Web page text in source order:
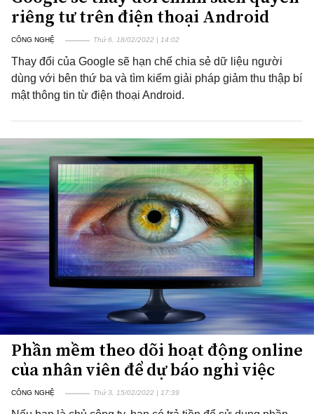
riêng tư trên điện thoại Android
CÔNG NGHỆ Thứ 6, 18/02/2022 | 14:02
Thay đổi của Google sẽ hạn chế chia sẻ dữ liệu người
dùng với bên thứ ba và tìm kiếm giải pháp giảm thu thập bí
mật thông tin từ điện thoại Android.
Phần mềm theo dõi hoạt động online
của nhân viên để dự báo nghỉ việc
CÔNG NGHỆ Thứ 3, 15/02/2022 | 17:39